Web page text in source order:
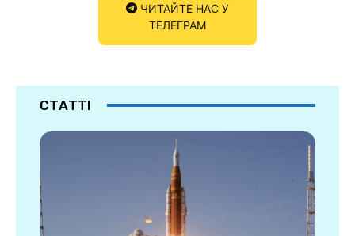
ЧИТАЙТЕ НАС У
ТЕЛЕГРАМ
СТАТТІ